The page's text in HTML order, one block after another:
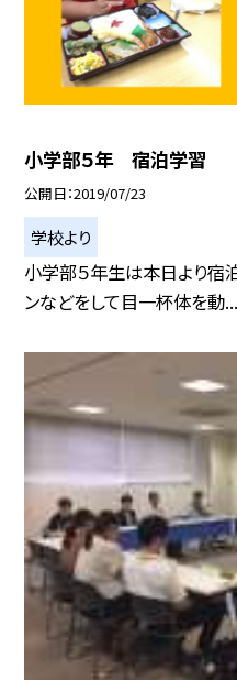
小学部５年 宿泊学習
公開日 2019/07/23
学校より
小学部５年生は本日より宿
ンなどをして目一杯体を動...